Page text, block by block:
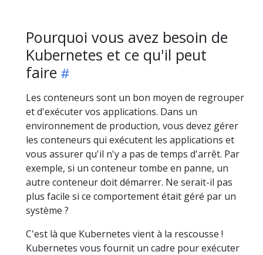
Pourquoi vous avez besoin de
Kubernetes et ce qu'il peut
faire
Les conteneurs sont un bon moyen de regrouper
et d'exécuter vos applications. Dans un
environnement de production, vous devez gérer
les conteneurs qui exécutent les applications et
vous assurer qu'il n'y a pas de temps d'arrêt. Par
exemple, si un conteneur tombe en panne, un
autre conteneur doit démarrer. Ne serait-il pas
plus facile si ce comportement était géré par un
système ?
C'est là que Kubernetes vient à la rescousse !
Kubernetes vous fournit un cadre pour exécuter